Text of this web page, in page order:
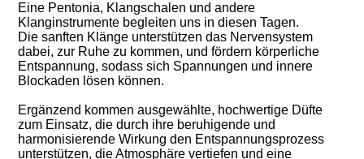
Eine Pentonia, Klangschalen und andere
Klanginstrumente begleiten uns in diesen Tagen.
Die sanften Klänge unterstützen das Nervensystem
dabei, zur Ruhe zu kommen, und fördern körperliche
Entspannung, sodass sich Spannungen und innere
Blockaden lösen können.
Ergänzend kommen ausgewählte, hochwertige Düfte
zum Einsatz, die durch ihre beruhigende und
harmonisierende Wirkung den Entspannungsprozess
unterstützen, die Atmosphäre vertiefen und eine